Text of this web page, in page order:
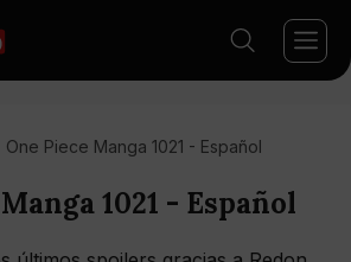
One Piece Manga 1021 - Español
1021 - Español